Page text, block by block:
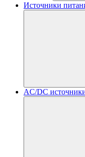
Источники
AC/DC